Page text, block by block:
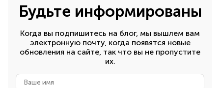
Будьте информированы
Когда вы подпишитесь на блог, мы вышлем вам
электронную почту, когда появятся новые
обновления на сайте, так что вы не пропустите
их.